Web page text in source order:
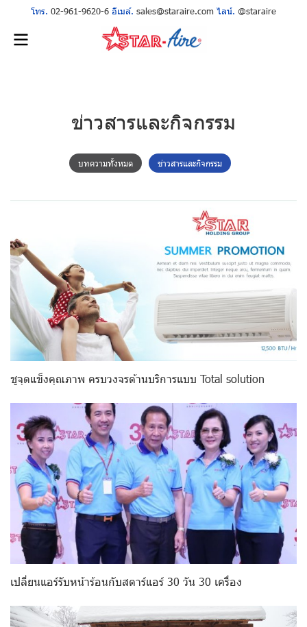
โทร. 02-961-9620-6 อีเมล์. sales@staraire.com ไลน์. @staraire
ข่าวสารและกิจกรรม
บทความทั้งหมด ข่าวสารและกิจกรรม
ชูจุดแข็งคุณภาพ ครบวงจรด้านบริการแบบ Total solution
เปลี่ยนแอร์รับหน้าร้อนกับสตาร์แอร์ 30 วัน 30 เครื่อง